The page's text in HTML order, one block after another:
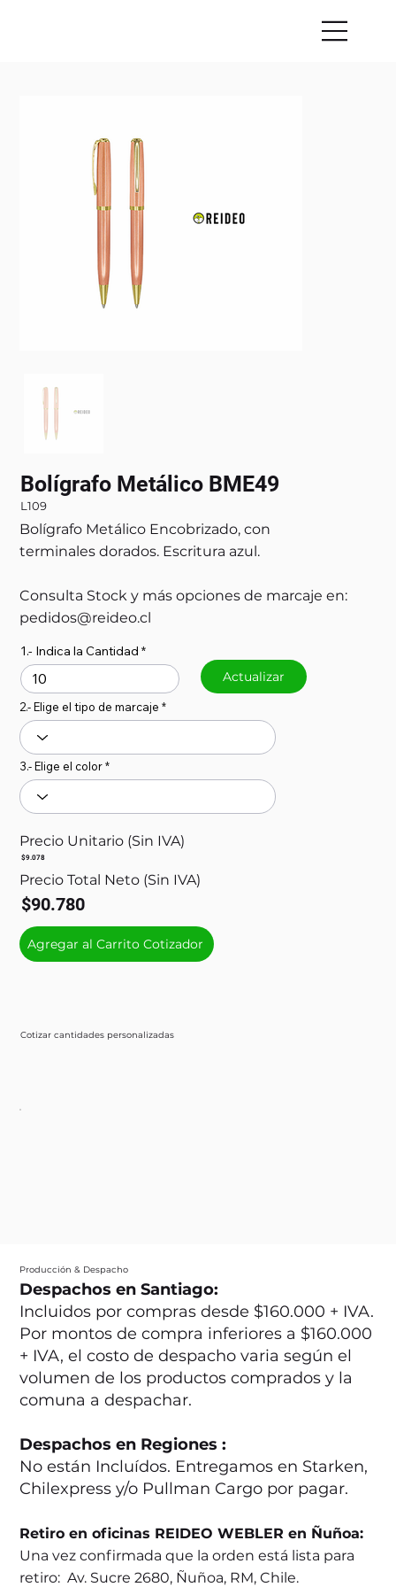
Bolígrafo Metálico BME49
L109
Bolígrafo Metálico Encobrizado, con
terminales dorados. Escritura azul.
Consulta Stock y más opciones de marcaje en:
pedidos@reideo.cl
Cotizar cantidades personalizadas
1.- Indica la Cantidad
Actualizar
2.- Elige el tipo de marcaje
3.- Elige el color
Precio Unitario (Sin IVA)
$9.078
Precio Total Neto (Sin IVA)
$90.780
Agregar al Carrito Cotizador
Producción & Despacho
Despachos en Santiago:
Incluidos por compras desde $160.000 + IVA.
Por montos de compra inferiores a $160.000
+ IVA, el costo de despacho varia según el
volumen de los productos comprados y la
comuna a despachar.
Despachos en Regiones :
No están Incluídos. Entregamos en Starken,
Chilexpress y/o Pullman Cargo por pagar.
Retiro en oficinas REIDEO WEBLER en Ñuñoa:
Una vez confirmada que la orden está lista para
retiro: Av. Sucre 2680, Ñuñoa, RM, Chile.